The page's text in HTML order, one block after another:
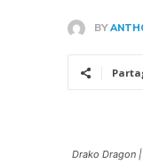
BY
Drako Dragon